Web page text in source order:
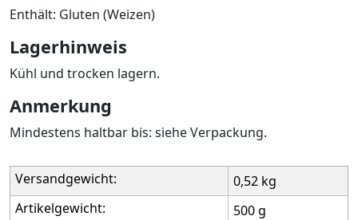
Enthält: Gluten (Weizen)
Lagerhinweis
Kühl und trocken lagern.
Anmerkung
Mindestens haltbar bis: siehe Verpackung.
Versandgewicht:
0,52 kg
Artikelgewicht:
500 g